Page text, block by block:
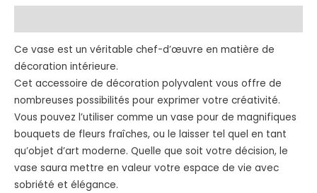
Ce vase est un véritable chef-d’œuvre en matière de
décoration intérieure.
Cet accessoire de décoration polyvalent vous offre de
nombreuses possibilités pour exprimer votre créativité.
Vous pouvez l’utiliser comme un vase pour de magnifiques
bouquets de fleurs fraîches, ou le laisser tel quel en tant
qu’objet d’art moderne. Quelle que soit votre décision, le
vase saura mettre en valeur votre espace de vie avec
sobriété et élégance.